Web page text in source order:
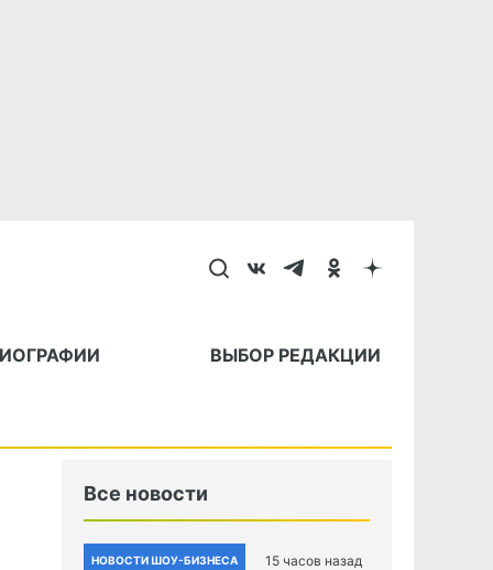
ВЫБОР РЕДАКЦИИ
Все новости
НОВОСТИ ШОУ-БИЗНЕСА 15 часов назад